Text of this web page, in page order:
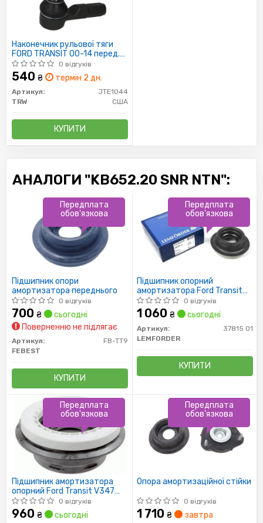
Наконечник рульової тяги
FORD TRANSIT 00-14 перед.
міст (Пр-во TRW)
0 відгуків
540 ₴ термін 2 дн.
Артикул:
JTE1044
TRW
США
КУПИТИ
АНАЛОГИ "KB652.20 SNR NTN":
Підшипник опори
амортизатора переднього
0 відгуків
700 ₴
сьогодні
Поверненню не підлягає
Артикул:
FB-TT9
FEBEST
КУПИТИ
Передплата
обов'язкова
Підшипник опорний
амортизатора Ford Transit
V347 06-
0 відгуків
1 060 ₴ сьогодні
Артикул:
37815 01
LEMFORDER
КУПИТИ
Передплата
обов'язкова
Підшипник амортизатора
опорний Ford Transit V347
06-
0 відгуків
960 ₴ сьогодні
Передплата
обов'язкова
Опора амортизаційної стійки
0 відгуків
1 710 ₴ завтра
Передплата
обов'язкова